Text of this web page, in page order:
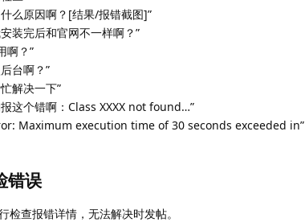
么原因啊？[结果/报错截图]”
装完后和官网不一样啊？”
啊？”
台啊？”
解决一下”
这个错啊：Class XXXX not found…”
Maximum execution time of 30 seconds exceeded in”
错误
检查报错详情，无法解决时发帖。